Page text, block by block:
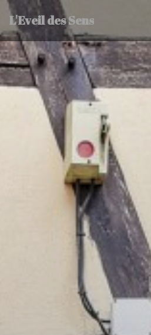
L'Eveil des Sens